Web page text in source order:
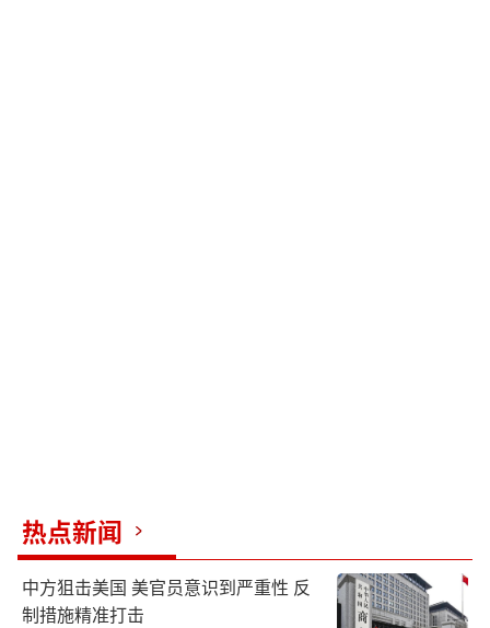
热点新闻
中方狙击美国 美官员意识到严重性 反
制措施精准打击